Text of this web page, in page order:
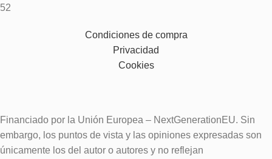
52
Condiciones de compra
Privacidad
Cookies
Financiado por la Unión Europea – NextGenerationEU. Sin
embargo, los puntos de vista y las opiniones expresadas son
únicamente los del autor o autores y no reflejan